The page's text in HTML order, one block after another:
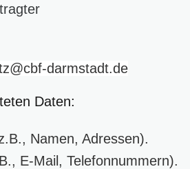
@cbf-darmstadt.de
Daten:
Namen, Adressen).
E-Mail, Telefonnummern).